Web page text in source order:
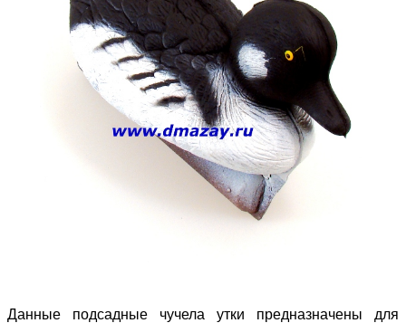
Данные подсадные чучела утки предназначены для